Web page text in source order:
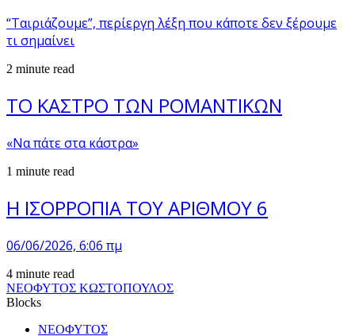
“Ταιριάζουμε”, περίεργη λέξη που κάποτε δεν ξέρουμε
τι σημαίνει
2 minute read
ΤΟ ΚΑΣΤΡΟ ΤΩΝ ΡΟΜΑΝΤΙΚΩΝ
«Να πάτε στα κάστρα»
1 minute read
Η ΙΣΟΡΡΟΠΙΑ ΤΟΥ ΑΡΙΘΜΟΥ 6
06/06/2026, 6:06 πμ
4 minute read
ΝΕΟΦΥΤΟΣ ΚΩΣΤΟΠΟΥΛΟΣ
Blocks
ΝΕΟΦΥΤΟΣ